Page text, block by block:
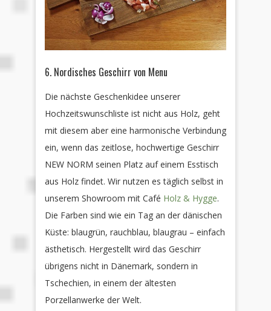
6. Nordisches Geschirr von Menu
Die nächste Geschenkidee unserer
Hochzeitswunschliste ist nicht aus Holz, geht
mit diesem aber eine harmonische Verbindung
ein, wenn das zeitlose, hochwertige Geschirr
NEW NORM seinen Platz auf einem Esstisch
aus Holz findet. Wir nutzen es täglich selbst in
unserem Showroom mit Café Holz & Hygge.
Die Farben sind wie ein Tag an der dänischen
Küste: blaugrün, rauchblau, blaugrau – einfach
ästhetisch. Hergestellt wird das Geschirr
übrigens nicht in Dänemark, sondern in
Tschechien, in einem der ältesten
Porzellanwerke der Welt.